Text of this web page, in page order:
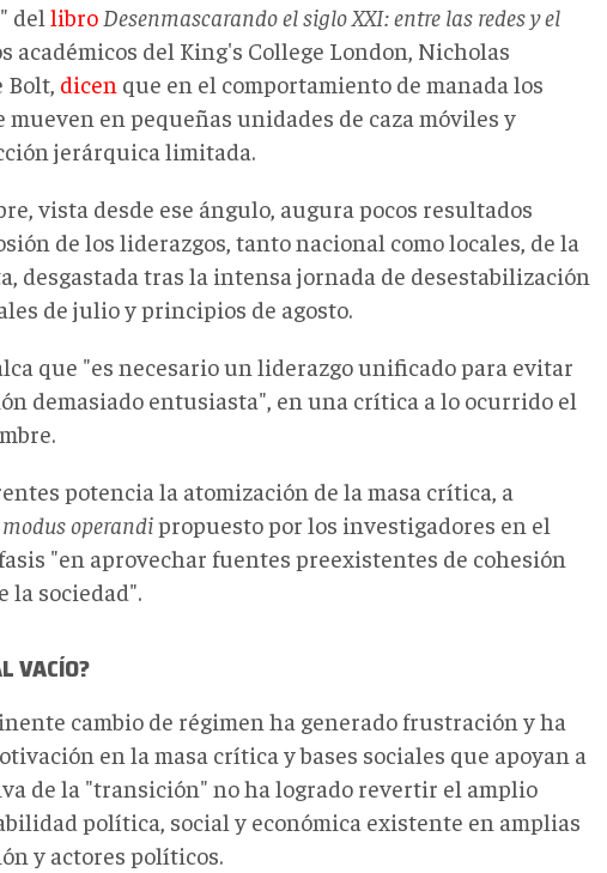
del libro Desenmascarando el siglo XXI: entre las redes y el
académicos del King's College London, Nicholas
Bolt, dicen que en el comportamiento de manada los
mueven en pequeñas unidades de caza móviles y
jerárquica limitada.
vista desde ese ángulo, augura pocos resultados
de los liderazgos, tanto nacional como locales, de la
desgastada tras la intensa jornada de desestabilización
de julio y principios de agosto.
que "es necesario un liderazgo unificado para evitar
demasiado entusiasta", en una crítica a lo ocurrido el
potencia la atomización de la masa crítica, a
modus operandipropuesto por los investigadores en el
"en aprovechar fuentes preexistentes de cohesión
la sociedad".
VACÍO?
cambio de régimen ha generado frustración y ha
en la masa crítica y bases sociales que apoyan a
de la "transición" no ha logrado revertir el amplio
política, social y económica existente en amplias
y actores políticos.